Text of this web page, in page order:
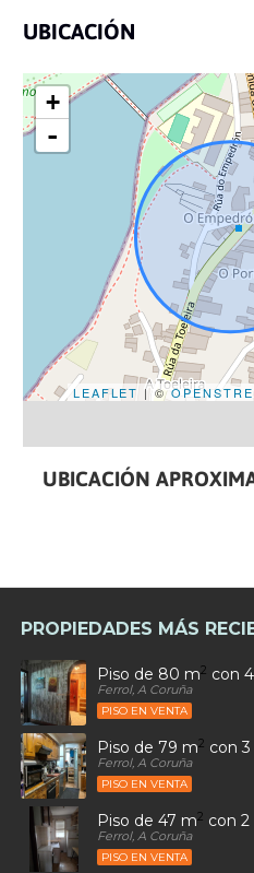
UBICACIÓN
+
-
LEAFLET | ©
UBICACIÓN
PROPIEDADES MÁS
Piso de 80 m2 con
Ferrol, A Coruña
PISO EN VENTA
Piso de 79 m2 con
Ferrol, A Coruña
PISO EN VENTA
Piso de 47 m2 con 2
Ferrol, A Coruña
PISO EN VENTA